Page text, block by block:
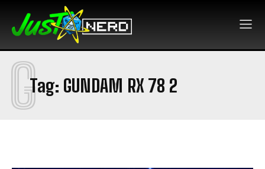
Tag: GUNDAM RX 78 2
G